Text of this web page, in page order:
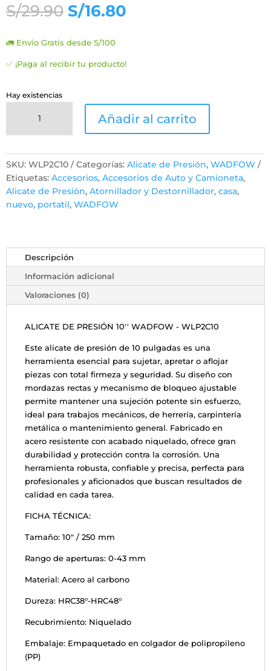
S/29.90 El
precio
original
era:
S/29.90.
S/16.80
S/16.80.
🚛 Envío Gratis desde S/100
✅ ¡Paga al recibir tu producto!
Hay existencias
Presión
Acero
Al
Carbono
Wadfow
Añadir al carrito
SKU: WLP2C10 Categorías: Alicate de Presión, WADFOW
Etiquetas: Accesorios, Accesorios de Auto y Camioneta,
Alicate de Presión, Atornillador y Destornillador, casa,
nuevo, portatil, WADFOW
Descripción
Información adicional
Valoraciones (0)
ALICATE DE PRESIÓN 10'' WADFOW - WLP2C10
Este alicate de presión de 10 pulgadas es una
herramienta esencial para sujetar, apretar o aflojar
piezas con total firmeza y seguridad. Su diseño con
mordazas rectas y mecanismo de bloqueo ajustable
permite mantener una sujeción potente sin esfuerzo,
ideal para trabajos mecánicos, de herrería, carpintería
metálica o mantenimiento general. Fabricado en
acero resistente con acabado niquelado, ofrece gran
durabilidad y protección contra la corrosión. Una
herramienta robusta, confiable y precisa, perfecta para
profesionales y aficionados que buscan resultados de
calidad en cada tarea.
FICHA TÉCNICA:
Tamaño: 10" / 250 mm
Rango de aperturas: 0-43 mm
Material: Acero al carbono
Dureza: HRC38°-HRC48°
Recubrimiento: Niquelado
Embalaje: Empaquetado en colgador de polipropileno
(PP)